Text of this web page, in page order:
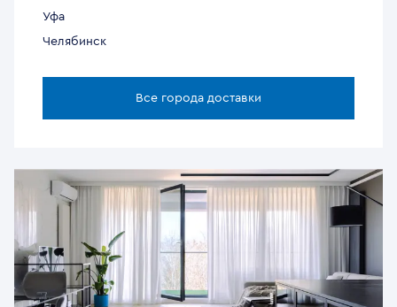
Уфа
Челябинск
Все города доставки